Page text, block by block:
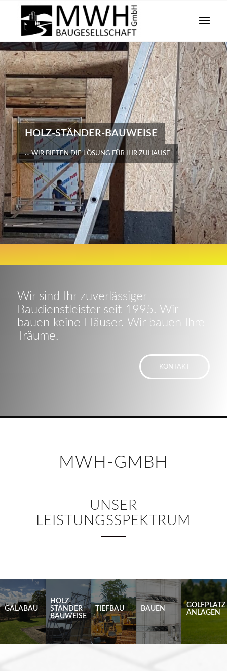
HOLZ-STÄNDER-BAUWEISE
… WIR BIETEN DIE LÖSUNG FÜR IHR ZUHAUSE
Wir sind Ihr zuverlässiger
Baudienstleister seit 1995. Wir
bauen keine Häuser. Wir bauen Ihre
Träume.
KONTAKT
MWH-GMBH
UNSER
LEISTUNGSSPEKTRUM
GALABAU
HOLZ-
STÄNDER
BAUWEISE
TIEFBAU
BAUEN